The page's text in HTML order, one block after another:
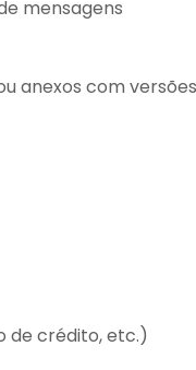
mensagens
anexos com
de crédito, etc.)